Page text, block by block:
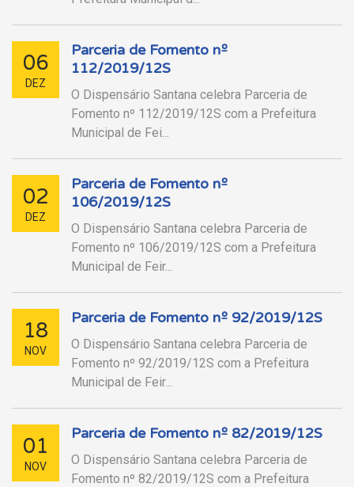
06
DEZ
Parceria de Fomento nº
112/2019/12S
O Dispensário Santana celebra Parceria de
Fomento nº 112/2019/12S com a Prefeitura
Municipal de Fei...
02
DEZ
Parceria de Fomento nº
106/2019/12S
O Dispensário Santana celebra Parceria de
Fomento nº 106/2019/12S com a Prefeitura
Municipal de Feir...
18
NOV
Parceria de Fomento nº 92/2019/12S
O Dispensário Santana celebra Parceria de
Fomento nº 92/2019/12S com a Prefeitura
Municipal de Feir...
01
NOV
Parceria de Fomento nº 82/2019/12S
O Dispensário Santana celebra Parceria de
Fomento nº 82/2019/12S com a Prefeitura